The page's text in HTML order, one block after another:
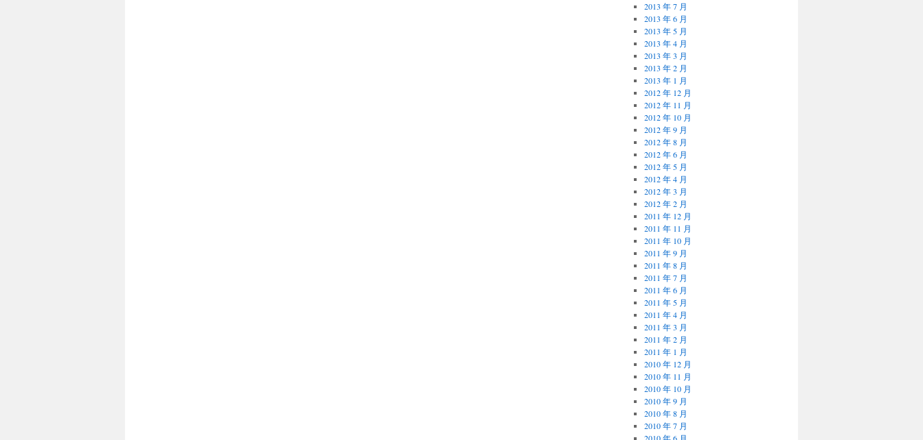
2013 年 7 月
2013 年 6 月
2013 年 5 月
2013 年 4 月
2013 年 3 月
2013 年 2 月
2013 年 1 月
2012 年 12 月
2012 年 11 月
2012 年 10 月
2012 年 9 月
2012 年 8 月
2012 年 6 月
2012 年 5 月
2012 年 4 月
2012 年 3 月
2012 年 2 月
2011 年 12 月
2011 年 11 月
2011 年 10 月
2011 年 9 月
2011 年 8 月
2011 年 7 月
2011 年 6 月
2011 年 5 月
2011 年 4 月
2011 年 3 月
2011 年 2 月
2011 年 1 月
2010 年 12 月
2010 年 11 月
2010 年 10 月
2010 年 9 月
2010 年 8 月
2010 年 7 月